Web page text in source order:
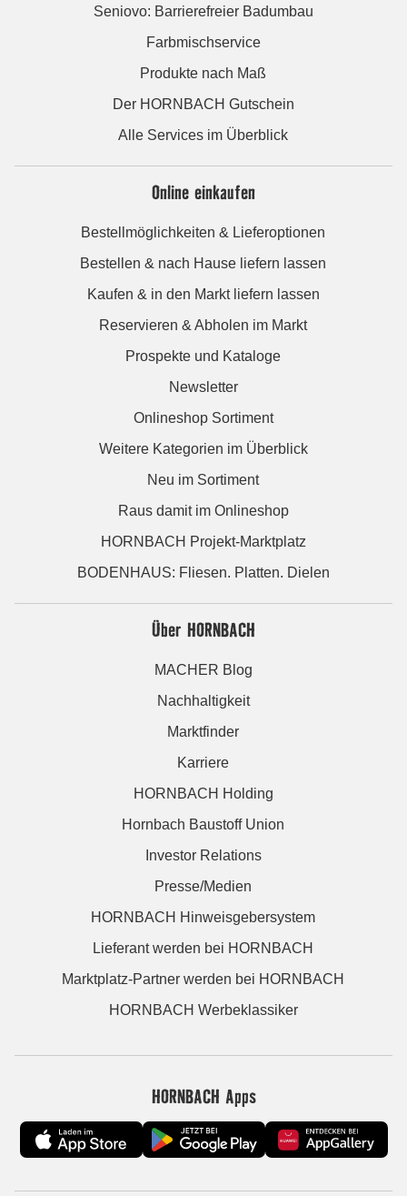
Seniovo: Barrierefreier Badumbau
Farbmischservice
Produkte nach Maß
Der HORNBACH Gutschein
Alle Services im Überblick
Online einkaufen
Bestellmöglichkeiten & Lieferoptionen
Bestellen & nach Hause liefern lassen
Kaufen & in den Markt liefern lassen
Reservieren & Abholen im Markt
Prospekte und Kataloge
Newsletter
Onlineshop Sortiment
Weitere Kategorien im Überblick
Neu im Sortiment
Raus damit im Onlineshop
HORNBACH Projekt-Marktplatz
BODENHAUS: Fliesen. Platten. Dielen
Über HORNBACH
MACHER Blog
Nachhaltigkeit
Marktfinder
Karriere
HORNBACH Holding
Hornbach Baustoff Union
Investor Relations
Presse/Medien
HORNBACH Hinweisgebersystem
Lieferant werden bei HORNBACH
Marktplatz-Partner werden bei HORNBACH
HORNBACH Werbeklassiker
HORNBACH Apps